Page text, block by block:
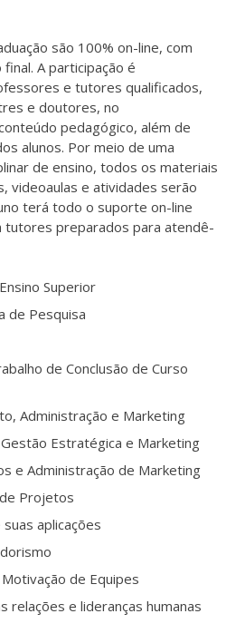
são 100% on-line, com
A participação é
e tutores qualificados,
e doutores, no
pedagógico, além de
alunos. Por meio de uma
de ensino, todos os materiais
videoaulas e atividades serão
terá todo o suporte on-line
tutores preparados para atendê-
Superior
de Pesquisa
de Conclusão de Curso
Administração e Marketing
Estratégica e Marketing
e Administração de Marketing
Projetos
aplicações
de Equipes
relações e lideranças humanas